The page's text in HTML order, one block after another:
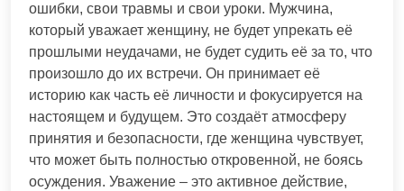
ошибки, свои травмы и свои уроки. Мужчина,
который уважает женщину, не будет упрекать её
прошлыми неудачами, не будет судить её за то, что
произошло до их встречи. Он принимает её
историю как часть её личности и фокусируется на
настоящем и будущем. Это создаёт атмосферу
принятия и безопасности, где женщина чувствует,
что может быть полностью откровенной, не боясь
осуждения. Уважение – это активное действие,